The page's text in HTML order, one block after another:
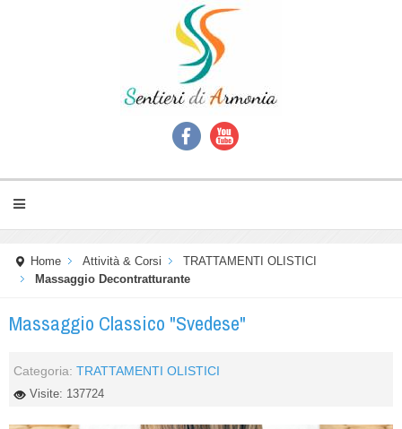
Home Attività & Corsi
TRATTAMENTI OLISTICI
Massaggio Decontratturante
Massaggio Classico "Svedese"
Categoria: TRATTAMENTI OLISTICI
Visite: 137724